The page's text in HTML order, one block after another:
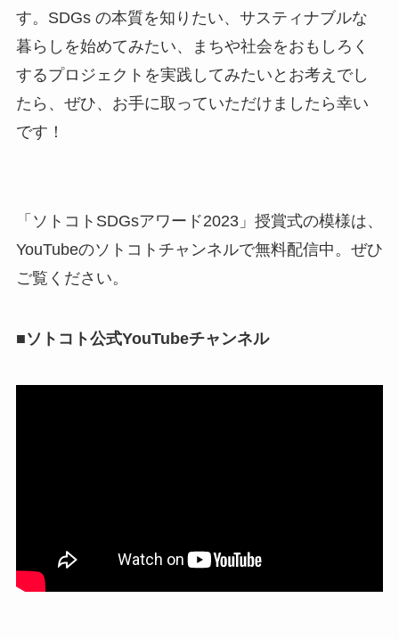
す。SDGs の本質を知りたい、サスティナブルな
暮らしを始めてみたい、まちや社会をおもしろく
するプロジェクトを実践してみたいとお考えでし
たら、ぜひ、お手に取っていただけましたら幸い
です！
「ソトコトSDGsアワード2023」授賞式の模様は、
YouTubeのソトコトチャンネルで無料配信中。ぜひ
ご覧ください。
■ソトコト公式YouTubeチャンネル